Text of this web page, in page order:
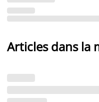
Articles dans la